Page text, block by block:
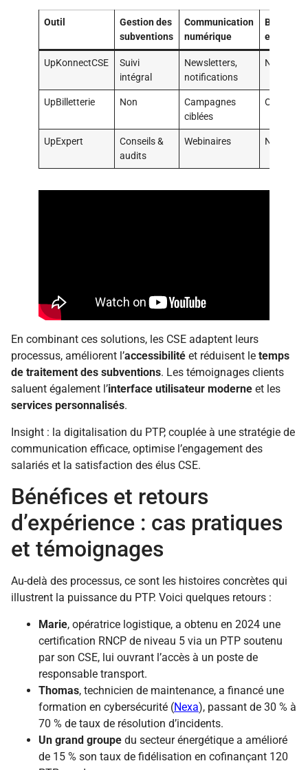
Outil
Gestion des
subventions
Communication
numérique
en ligne
UpKonnectCSE
Suivi
intégral
Newsletters,
notifications
Non
UpBilletterie Non
Campagnes
ciblées
Oui
UpExpert
Conseils &
audits
Webinaires Non
En combinant ces solutions, les CSE adaptent leurs
processus, améliorent l’accessibilité et réduisent le temps
de traitement des subventions. Les témoignages clients
saluent également l’interface utilisateur moderne et les
services personnalisés.
Insight : la digitalisation du PTP, couplée à une stratégie de
communication efficace, optimise l’engagement des
salariés et la satisfaction des élus CSE.
Bénéfices et retours
d’expérience : cas pratiques
et témoignages
Au-delà des processus, ce sont les histoires concrètes qui
illustrent la puissance du PTP. Voici quelques retours :
Marie, opératrice logistique, a obtenu en 2024 une
certification RNCP de niveau 5 via un PTP soutenu
par son CSE, lui ouvrant l’accès à un poste de
responsable transport.
Thomas, technicien de maintenance, a financé une
formation en cybersécurité (Nexa), passant de 30 % à
70 % de taux de résolution d’incidents.
Un grand groupe du secteur énergétique a amélioré
de 15 % son taux de fidélisation en cofinançant 120